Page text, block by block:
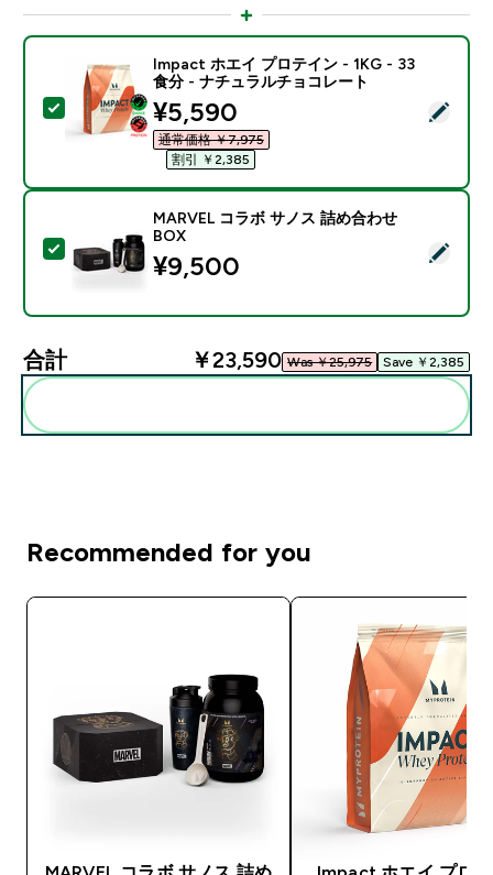
この商品を選択 - Impact ホエイ プロテイン - 1KG -
Impact ホエイ プロテイン - 1KG - 33
食分 - ナチュラルチョコレート
discounted price
¥5,590‎
通常価格 ￥7,975‎
割引 ￥2,385‎
この商品を選択 - MARVEL コラボ サノス 詰め合わせ
MARVEL コラボ サノス 詰め合わせ
BOX
¥9,500‎
合計 ￥23,590‎ Was ￥25,975‎ Save ￥2,385‎
Recommended for you